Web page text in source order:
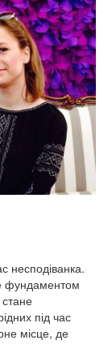
несподіванка.
фундаментом
під час
місце, де